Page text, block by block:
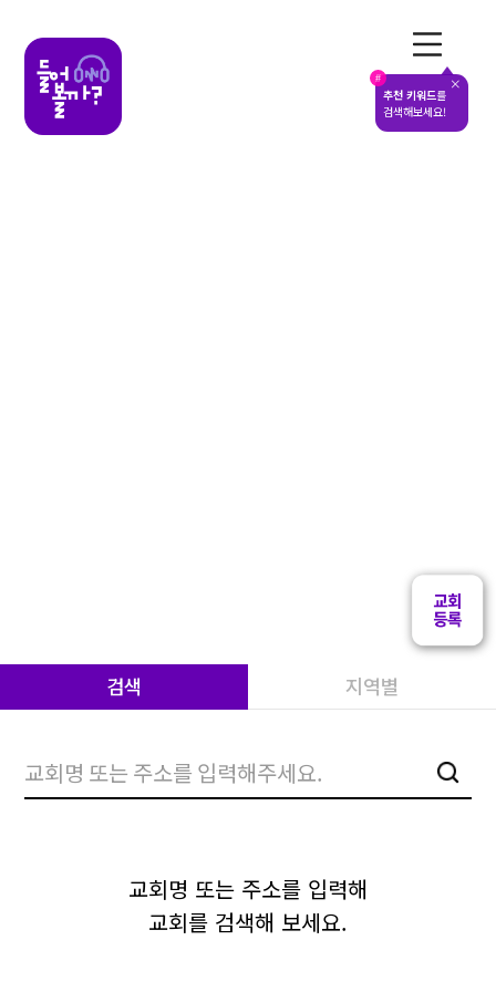
#
추천 키워드를
검색해보세요!
검색 지역별
교회명 또는 주소를 입력해
교회를 검색해 보세요.